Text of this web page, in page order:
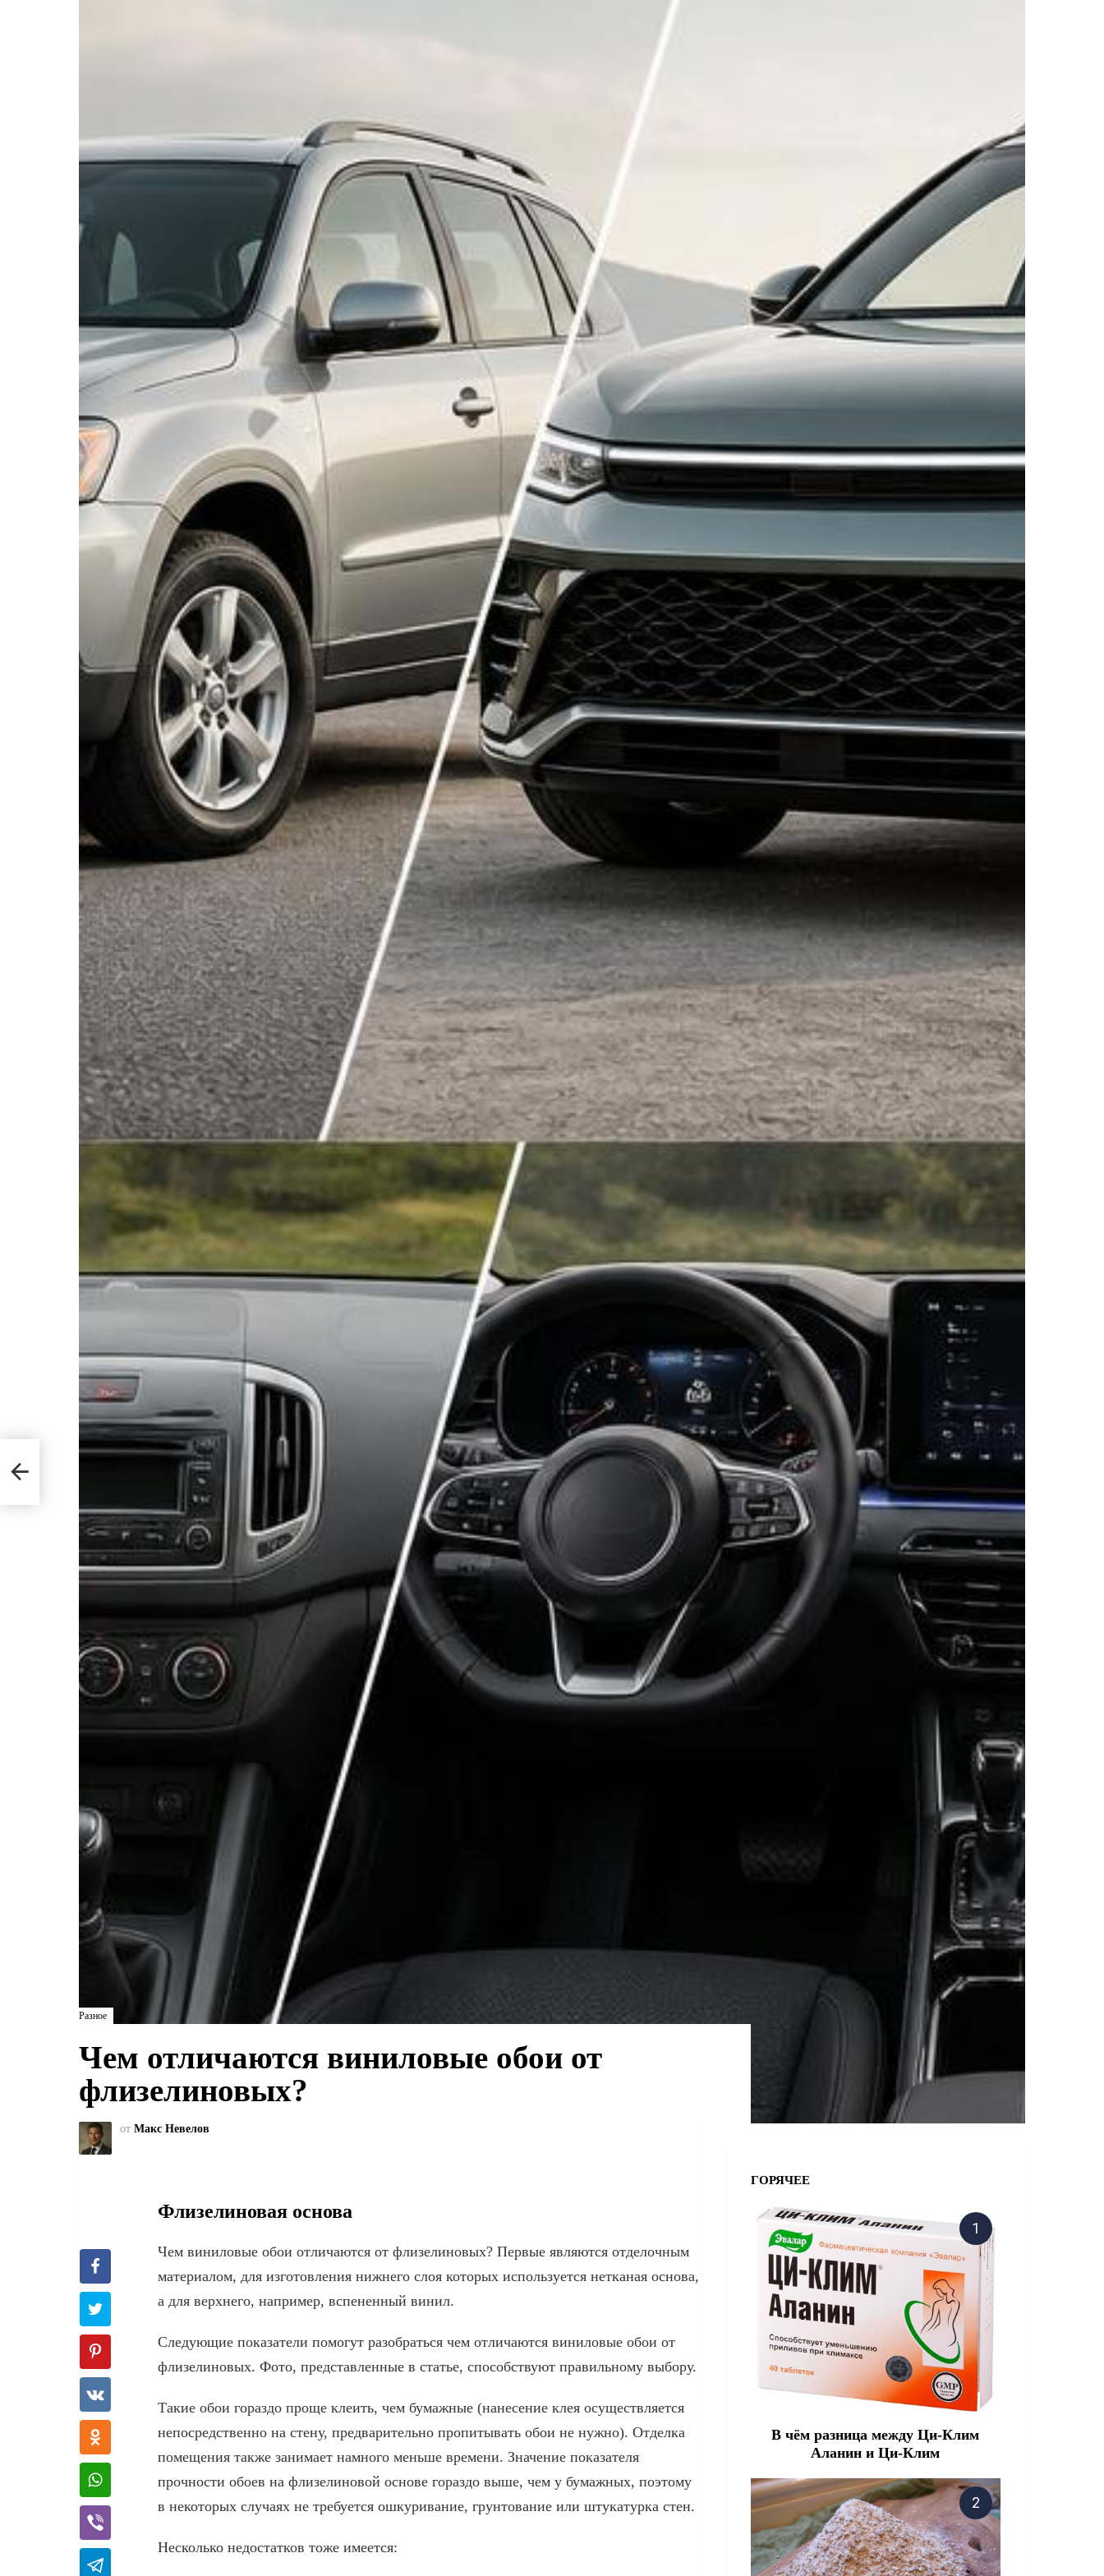
Разное
Чем отличаются виниловые обои от
флизелиновых?
от Макс Невелов
Флизелиновая основа
Чем виниловые обои отличаются от флизелиновых? Первые являются отделочным
материалом, для изготовления нижнего слоя которых используется нетканая основа,
а для верхнего, например, вспененный винил.
Следующие показатели помогут разобраться чем отличаются виниловые обои от
флизелиновых. Фото, представленные в статье, способствуют правильному выбору.
Такие обои гораздо проще клеить, чем бумажные (нанесение клея осуществляется
непосредственно на стену, предварительно пропитывать обои не нужно). Отделка
помещения также занимает намного меньше времени. Значение показателя
прочности обоев на флизелиновой основе гораздо выше, чем у бумажных, поэтому
в некоторых случаях не требуется ошкуривание, грунтование или штукатурка стен.
Несколько недостатков тоже имеется:
ГОРЯЧЕЕ
В чём разница между Ци-Клим
Аланин и Ци-Клим